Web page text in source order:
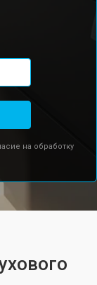
на обработку